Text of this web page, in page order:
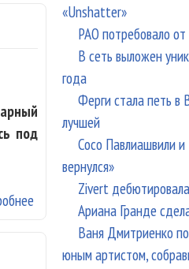
под
о Mylene Farmer и Sting
«Unshatter»
РАО потребовало
В сеть выложен
года
Ферги стала петь в
лучшей
Сосо Павлиашвили
вернулся»
Zivert
Ариана Гранде
Ваня Дмитриенко
юным артистом,